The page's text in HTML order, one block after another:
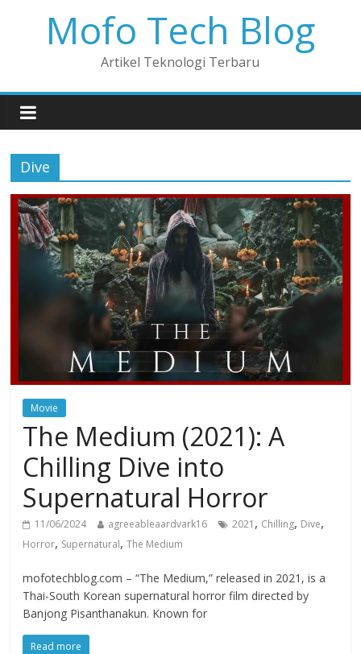
Mofo Tech Blog
Artikel Teknologi Terbaru
Dive
Movie
The Medium (2021): A
Chilling Dive into
Supernatural Horror
11/06/2024 agreeableaardvark16 2021 , Chilling, Dive,
Horror, Supernatural,The Medium
mofotechblog.com – “The Medium,” released in 2021, is a
Thai-South Korean supernatural horror film directed by
Banjong Pisanthanakun. Known for
Read more